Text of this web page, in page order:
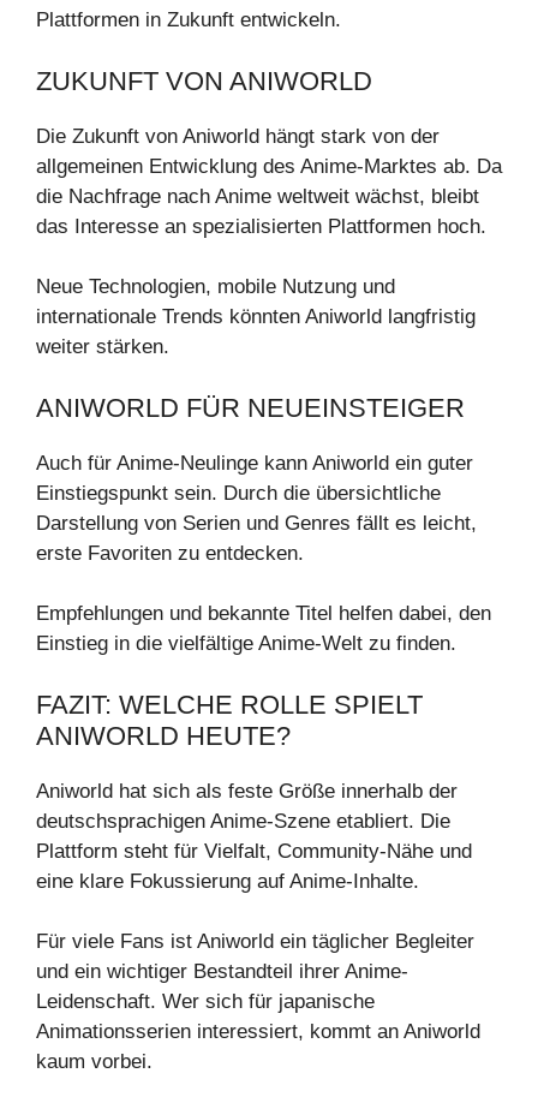
Plattformen in Zukunft entwickeln.
ZUKUNFT VON ANIWORLD
Die Zukunft von Aniworld hängt stark von der
allgemeinen Entwicklung des Anime-Marktes ab. Da
die Nachfrage nach Anime weltweit wächst, bleibt
das Interesse an spezialisierten Plattformen hoch.
Neue Technologien, mobile Nutzung und
internationale Trends könnten Aniworld langfristig
weiter stärken.
ANIWORLD FÜR NEUEINSTEIGER
Auch für Anime-Neulinge kann Aniworld ein guter
Einstiegspunkt sein. Durch die übersichtliche
Darstellung von Serien und Genres fällt es leicht,
erste Favoriten zu entdecken.
Empfehlungen und bekannte Titel helfen dabei, den
Einstieg in die vielfältige Anime-Welt zu finden.
FAZIT: WELCHE ROLLE SPIELT
ANIWORLD HEUTE?
Aniworld hat sich als feste Größe innerhalb der
deutschsprachigen Anime-Szene etabliert. Die
Plattform steht für Vielfalt, Community-Nähe und
eine klare Fokussierung auf Anime-Inhalte.
Für viele Fans ist Aniworld ein täglicher Begleiter
und ein wichtiger Bestandteil ihrer Anime-
Leidenschaft. Wer sich für japanische
Animationsserien interessiert, kommt an Aniworld
kaum vorbei.